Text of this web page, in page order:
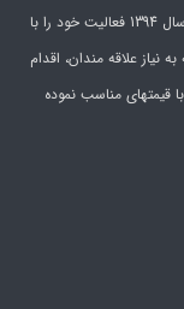
تیم هنری کلک عشق با هدف اعتلای هنر این مرز و بوم از سال 1394 فعالیت خود را با
نیاز علاقه مندان، اقدام
قیمتهای مناسب نموده